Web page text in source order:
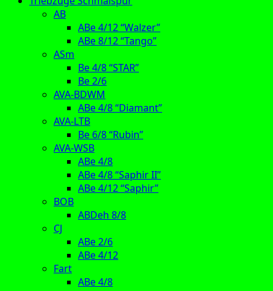
AB
ABe 4/12 “Walzer”
ABe 8/12 “Tango”
ASm
Be 4/8 “STAR”
Be 2/6
AVA-BDWM
ABe 4/8 “Diamant”
AVA-LTB
Be 6/8 “Rubin”
AVA-WSB
ABe 4/8
ABe 4/8 “Saphir II”
ABe 4/12 “Saphir”
BOB
ABDeh 8/8
CJ
ABe 2/6
ABe 4/12
Fart
ABe 4/8